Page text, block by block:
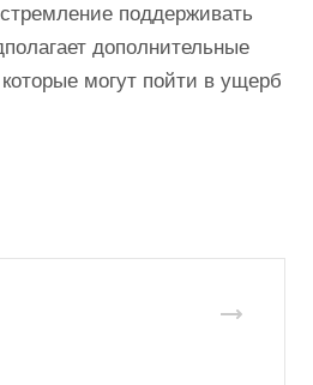
поддерживать
дополнительные
могут пойти в ущерб